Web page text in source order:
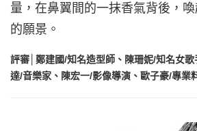
量，在鼻翼間的一抹香氣背後，
的願景。
評審│鄭建國/知名造型師、陳珊妮/知名女
達/音樂家、陳宏一/影像導演、歐子豪/專業